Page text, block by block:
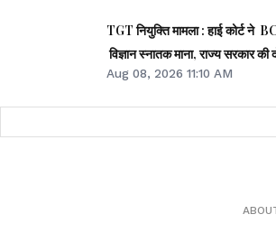
TGT नियुक्ति मामला : हाई कोर्ट ने
विज्ञान स्नातक माना, राज्य सरकार की
खारिज
Aug 08, 2026 11:10 AM